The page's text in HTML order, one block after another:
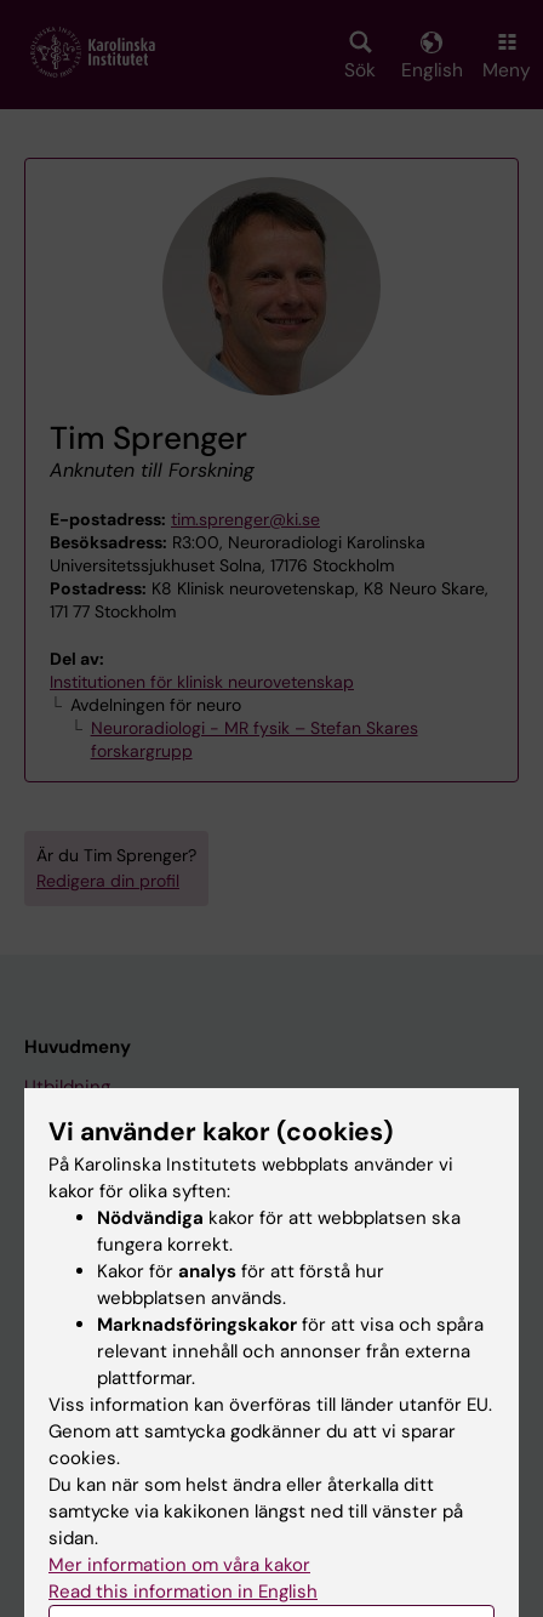
main
Sök English Meny
Tim Sprenger
Anknuten till Forskning
E-postadress: tim.sprenger@ki.se
Besöksadress: R3:00, Neuroradiologi Karolinska
Universitetssjukhuset Solna, 17176 Stockholm
Postadress: K8 Klinisk neurovetenskap, K8 Neuro Skare,
171 77 Stockholm
Del av:
Institutionen för klinisk neurovetenskap
Avdelningen för neuro
Neuroradiologi - MR fysik – Stefan Skares
forskargrupp
Är du Tim Sprenger?
Redigera din profil
Huvudmeny
Utbildning
Forskarutbildning
Forskning
Nyheter
Student
Ladok
Canvas
Schema
Studentmejlen
Vi använder kakor (cookies)
På Karolinska Institutets webbplats använder vi
kakor för olika syften:
Nödvändiga kakor för att webbplatsen ska
fungera korrekt.
Kakor för analys för att förstå hur
webbplatsen används.
Marknadsföringskakor för att visa och spåra
relevant innehåll och annonser från externa
plattformar.
Viss information kan överföras till länder utanför EU.
Genom att samtycka godkänner du att vi sparar
cookies.
Du kan när som helst ändra eller återkalla ditt
samtycke via kakikonen längst ned till vänster på
sidan.
Mer information om våra kakor
Read this information in English